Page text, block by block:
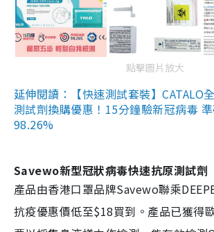
點擊圖片放大
延伸閱讀：【快速測試套裝】CATALO
測試劑換購優惠！15分鐘驗新冠病毒
98.26%
Savewo新型冠狀病毒快速抗原測試劑
產品由香港口罩品牌Savewo聯乘
抗疫優惠價低至$18買到。產品已獲得